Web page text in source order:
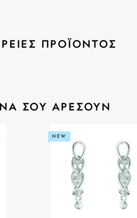
ΠΡΟΪΟΝΤΟΣ
ΣΟΥ ΑΡΕΣΟΥΝ
NEW